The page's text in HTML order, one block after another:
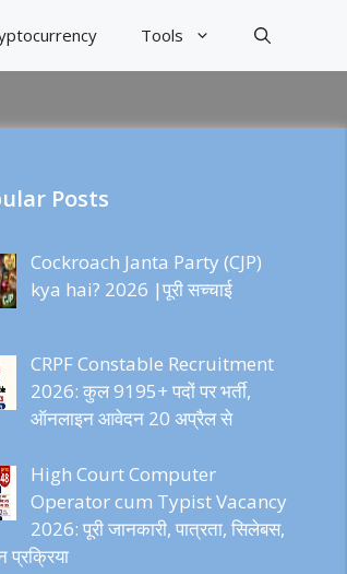
Tools
Posts
Cockroach Janta Party (CJP)
kya hai? 2026 |पूरी सच्चाई
CRPF Constable Recruitment
2026: कुल 9195+ पदों पर भर्ती,
ऑनलाइन आवेदन 20 अप्रैल से
High Court Computer
Operator cum Typist Vacancy
2026: पूरी जानकारी, पात्रता, सिलेबस,